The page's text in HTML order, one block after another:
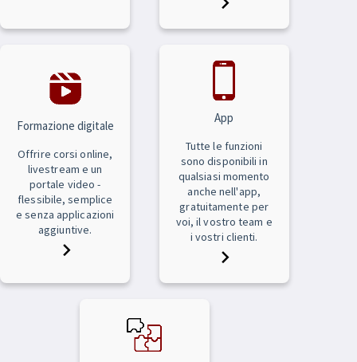
Formazione digitale
Offrire corsi online,
livestream e un
portale video -
flessibile, semplice
e senza applicazioni
aggiuntive.
App
Tutte le funzioni
sono disponibili in
qualsiasi momento
anche nell'app,
gratuitamente per
voi, il vostro team e
i vostri clienti.